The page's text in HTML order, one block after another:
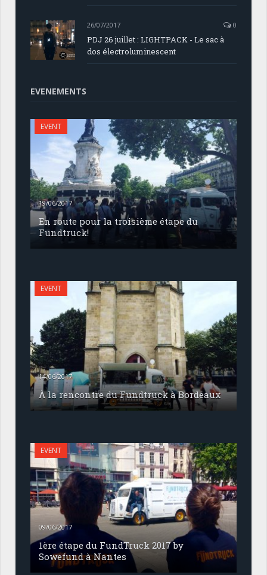
26/07/2017 0
PDJ 26 juillet : LIGHTPACK - Le sac à
dos électroluminescent
EVENEMENTS
EVENT
19/06/2017
En route pour la troisième étape du
Fundtruck!
EVENT
14/06/2017
À la rencontre du Fundtruck à Bordeaux
EVENT
09/06/2017
1ère étape du FundTruck 2017 by
Sowefund à Nantes